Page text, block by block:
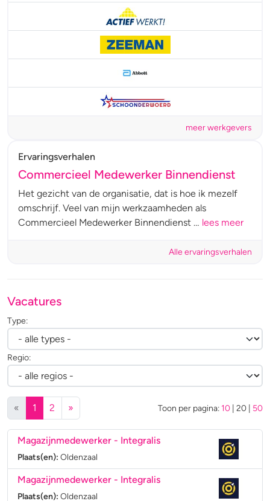
meer werkgevers
Ervaringsverhalen
Commercieel Medewerker Binnendienst
Het gezicht van de organisatie, dat is hoe ik mezelf
omschrijf. Veel van mijn werkzaamheden als
Commercieel Medewerker Binnendienst … lees meer
Alle ervaringsverhalen
Vacatures
Type:
Regio:
« 1 (huidige)
2 » Toon per pagina: 10 20 50
Magazijnmedewerker - Integralis
Plaats(en): Oldenzaal
Magazijnmedewerker - Integralis
Plaats(en): Oldenzaal